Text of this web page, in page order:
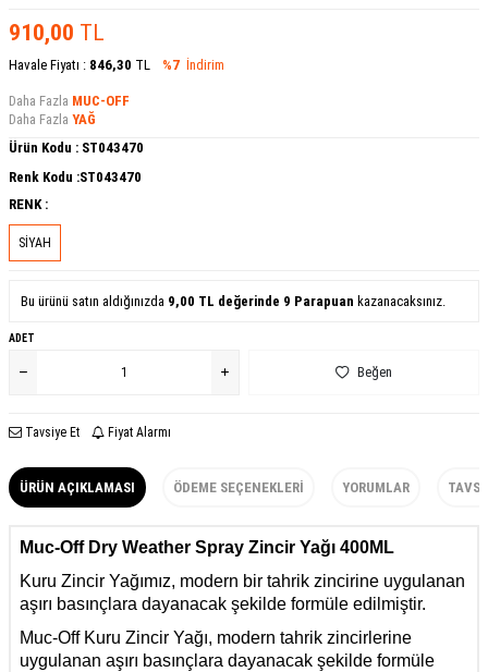
910,00 TL
Havale Fiyatı : 846,30 TL %7 İndirim
Daha Fazla MUC-OFF
Daha Fazla YAĞ
Ürün Kodu : ST043470
Renk Kodu :ST043470
RENK :
SİYAH
Bu ürünü satın aldığınızda 9,00 TL değerinde 9 Parapuan kazanacaksınız.
ADET
Beğen
Tavsiye Et Fiyat Alarmı
ÜRÜN AÇIKLAMASI ÖDEME SEÇENEKLERI YORUMLAR
Muc-Off Dry Weather Spray Zincir Yağı 400ML
Kuru Zincir Yağımız, modern bir tahrik zincirine uygulanan
aşırı basınçlara dayanacak şekilde formüle edilmiştir.
Muc-Off Kuru Zincir Yağı, modern tahrik zincirlerine
uygulanan aşırı basınçlara dayanacak şekilde formüle